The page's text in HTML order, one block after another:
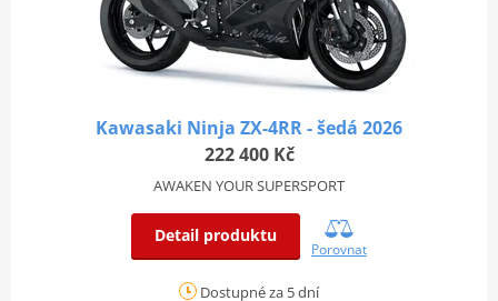
Kawasaki Ninja ZX-4RR - šedá 2026
222 400 Kč
AWAKEN YOUR SUPERSPORT
Detail produktu
Porovnat
Dostupné za 5 dní